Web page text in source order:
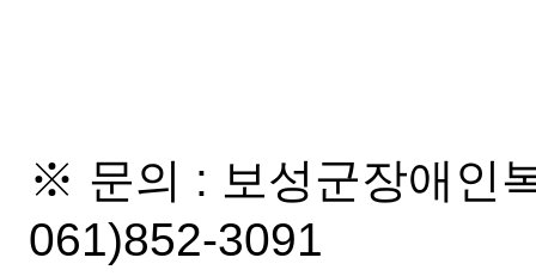
※ 문의 : 보성군장애인
061)852-3091